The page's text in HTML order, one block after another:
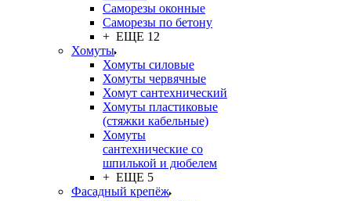
Саморезы оконные
Саморезы по бетону
+ ЕЩЕ 12
Хомуты
Хомуты силовые
Хомуты червячные
Хомут сантехнический
Хомуты пластиковые
(стяжки кабельные)
Хомуты
сантехнические со
шпилькой и дюбелем
+ ЕЩЕ 5
Фасадный крепёж